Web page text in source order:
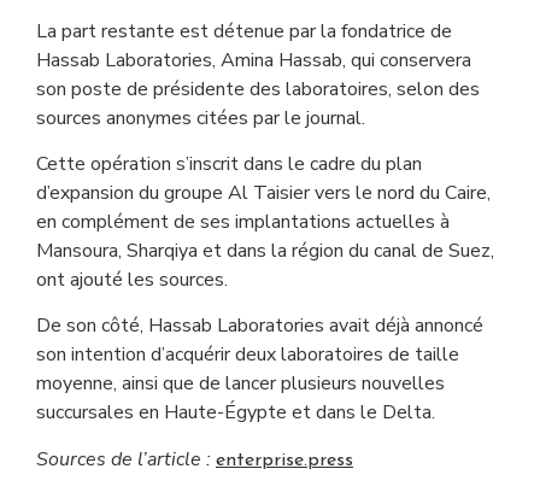
La part restante est détenue par la fondatrice de
Hassab Laboratories, Amina Hassab, qui conservera
son poste de présidente des laboratoires, selon des
sources anonymes citées par le journal.
Cette opération s’inscrit dans le cadre du plan
d’expansion du groupe Al Taisier vers le nord du Caire,
en complément de ses implantations actuelles à
Mansoura, Sharqiya et dans la région du canal de Suez,
ont ajouté les sources.
De son côté, Hassab Laboratories avait déjà annoncé
son intention d’acquérir deux laboratoires de taille
moyenne, ainsi que de lancer plusieurs nouvelles
succursales en Haute-Égypte et dans le Delta.
Sources de l’article : enterprise.press